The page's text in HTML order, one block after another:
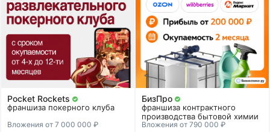
Pocket Rockets
франшиза покерного клуба
Вложения от 7 000 000 ₽
БизПро
франшиза контрактного
производства бытовой химии
Вложения от 790 000 ₽